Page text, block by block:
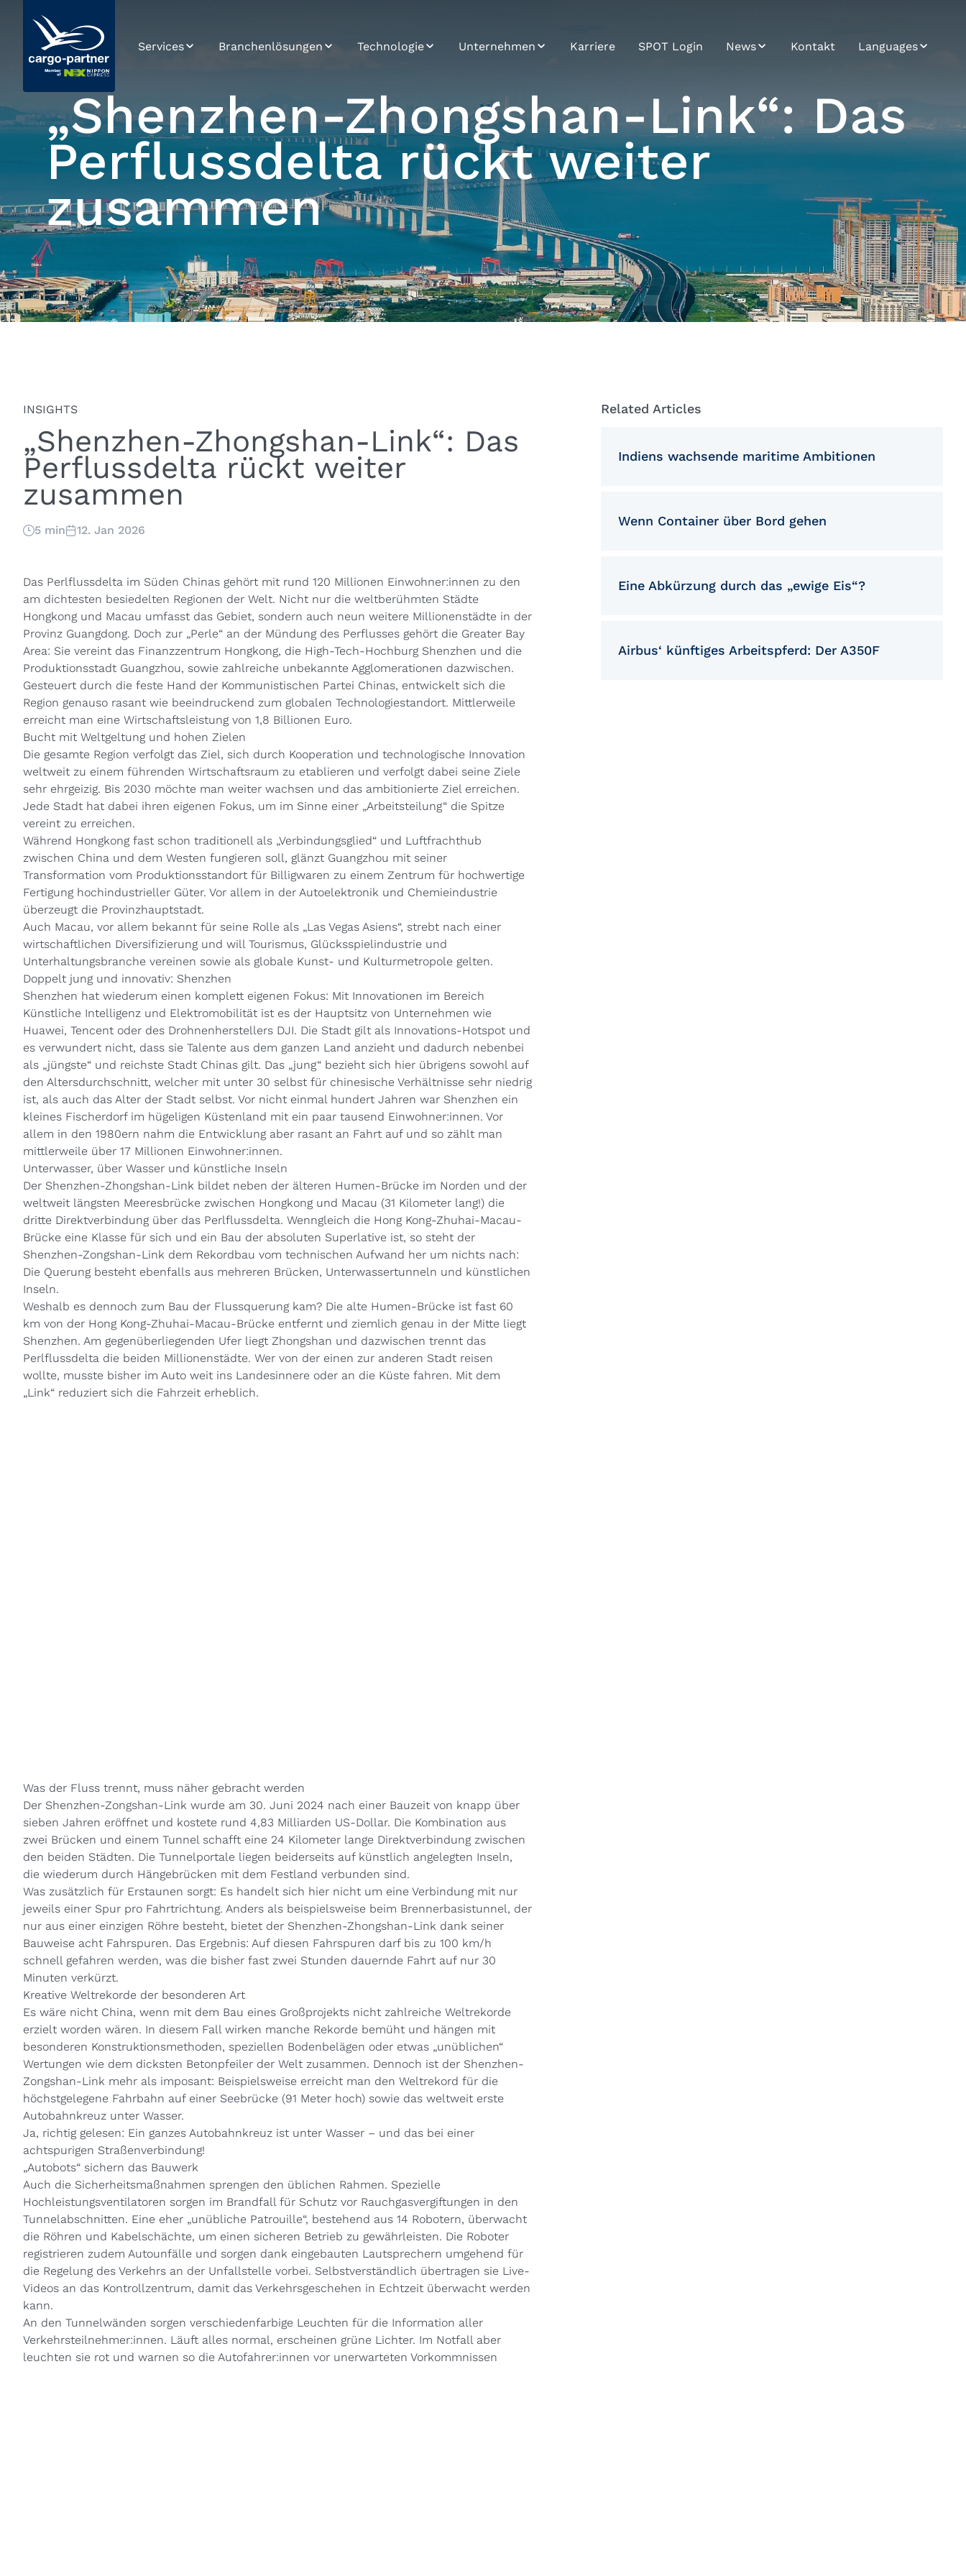
Services
Seefracht
Straßentransport
Schienentransport
Lagerlogistik
E-Commerce
Zoll und
Compliance
Branchenlösungen
Foodstuffs &
Perishables
High Tech &
Electronics
Pharmaceuticals &
Healthcare
Retail, Fashion &
Lifestyle
Technologie
System Integration
Road Carrier
Platform
Data & Analytics
Application
Development
Unternehmen
Profil
Geschichte
Mission & Vision
Karriere SPOT Login News
News / Press
Kontakt Languages
Bulgarian
Croatian
English
German
Hungarian
Japanese
Macedonian
„Shenzhen-Zhongshan-Link“: Das
Perflussdelta rückt weiter
zusammen
INSIGHTS
„Shenzhen-Zhongshan-Link“: Das
Perflussdelta rückt weiter
zusammen
5 min 12. Jan 2026
Das Perlflussdelta im Süden Chinas gehört mit rund 120 Millionen Einwohner:innen zu den
am dichtesten besiedelten Regionen der Welt. Nicht nur die weltberühmten Städte
Hongkong und Macau umfasst das Gebiet, sondern auch neun weitere Millionenstädte in der
Provinz Guangdong. Doch zur „Perle“ an der Mündung des Perflusses gehört die Greater Bay
Area: Sie vereint das Finanzzentrum Hongkong, die High-Tech-Hochburg Shenzhen und die
Produktionsstadt Guangzhou, sowie zahlreiche unbekannte Agglomerationen dazwischen.
Gesteuert durch die feste Hand der Kommunistischen Partei Chinas, entwickelt sich die
Region genauso rasant wie beeindruckend zum globalen Technologiestandort. Mittlerweile
erreicht man eine Wirtschaftsleistung von 1,8 Billionen Euro.
Bucht mit Weltgeltung und hohen Zielen
Die gesamte Region verfolgt das Ziel, sich durch Kooperation und technologische Innovation
weltweit zu einem führenden Wirtschaftsraum zu etablieren und verfolgt dabei seine Ziele
sehr ehrgeizig. Bis 2030 möchte man weiter wachsen und das ambitionierte Ziel erreichen.
Jede Stadt hat dabei ihren eigenen Fokus, um im Sinne einer „Arbeitsteilung“ die Spitze
vereint zu erreichen.
Während Hongkong fast schon traditionell als „Verbindungsglied“ und Luftfrachthub
zwischen China und dem Westen fungieren soll, glänzt Guangzhou mit seiner
Transformation vom Produktionsstandort für Billigwaren zu einem Zentrum für hochwertige
Fertigung hochindustrieller Güter. Vor allem in der Autoelektronik und Chemieindustrie
überzeugt die Provinzhauptstadt.
Auch Macau, vor allem bekannt für seine Rolle als „Las Vegas Asiens“, strebt nach einer
wirtschaftlichen Diversifizierung und will Tourismus, Glücksspielindustrie und
Unterhaltungsbranche vereinen sowie als globale Kunst- und Kulturmetropole gelten.
Doppelt jung und innovativ: Shenzhen
Shenzhen hat wiederum einen komplett eigenen Fokus: Mit Innovationen im Bereich
Künstliche Intelligenz und Elektromobilität ist es der Hauptsitz von Unternehmen wie
Huawei, Tencent oder des Drohnenherstellers DJI. Die Stadt gilt als Innovations-Hotspot und
es verwundert nicht, dass sie Talente aus dem ganzen Land anzieht und dadurch nebenbei
als „jüngste“ und reichste Stadt Chinas gilt. Das „jung“ bezieht sich hier übrigens sowohl auf
den Altersdurchschnitt, welcher mit unter 30 selbst für chinesische Verhältnisse sehr niedrig
ist, als auch das Alter der Stadt selbst. Vor nicht einmal hundert Jahren war Shenzhen ein
kleines Fischerdorf im hügeligen Küstenland mit ein paar tausend Einwohner:innen. Vor
allem in den 1980ern nahm die Entwicklung aber rasant an Fahrt auf und so zählt man
mittlerweile über 17 Millionen Einwohner:innen.
Unterwasser, über Wasser und künstliche Inseln
Der Shenzhen-Zhongshan-Link bildet neben der älteren Humen-Brücke im Norden und der
weltweit längsten Meeresbrücke zwischen Hongkong und Macau (31 Kilometer lang!) die
dritte Direktverbindung über das Perlflussdelta. Wenngleich die Hong Kong-Zhuhai-Macau-
Brücke eine Klasse für sich und ein Bau der absoluten Superlative ist, so steht der
Shenzhen-Zongshan-Link dem Rekordbau vom technischen Aufwand her um nichts nach:
Die Querung besteht ebenfalls aus mehreren Brücken, Unterwassertunneln und künstlichen
Inseln.
Weshalb es dennoch zum Bau der Flussquerung kam? Die alte Humen-Brücke ist fast 60
km von der Hong Kong-Zhuhai-Macau-Brücke entfernt und ziemlich genau in der Mitte liegt
Shenzhen. Am gegenüberliegenden Ufer liegt Zhongshan und dazwischen trennt das
Perlflussdelta die beiden Millionenstädte. Wer von der einen zur anderen Stadt reisen
wollte, musste bisher im Auto weit ins Landesinnere oder an die Küste fahren. Mit dem
„Link“ reduziert sich die Fahrzeit erheblich.
Was der Fluss trennt, muss näher gebracht werden
Der Shenzhen-Zongshan-Link wurde am 30. Juni 2024 nach einer Bauzeit von knapp über
sieben Jahren eröffnet und kostete rund 4,83 Milliarden US-Dollar. Die Kombination aus
zwei Brücken und einem Tunnel schafft eine 24 Kilometer lange Direktverbindung zwischen
den beiden Städten. Die Tunnelportale liegen beiderseits auf künstlich angelegten Inseln,
die wiederum durch Hängebrücken mit dem Festland verbunden sind.
Was zusätzlich für Erstaunen sorgt: Es handelt sich hier nicht um eine Verbindung mit nur
jeweils einer Spur pro Fahrtrichtung. Anders als beispielsweise beim Brennerbasistunnel, der
nur aus einer einzigen Röhre besteht, bietet der Shenzhen-Zhongshan-Link dank seiner
Bauweise acht Fahrspuren. Das Ergebnis: Auf diesen Fahrspuren darf bis zu 100 km/h
schnell gefahren werden, was die bisher fast zwei Stunden dauernde Fahrt auf nur 30
Minuten verkürzt.
Kreative Weltrekorde der besonderen Art
Es wäre nicht China, wenn mit dem Bau eines Großprojekts nicht zahlreiche Weltrekorde
erzielt worden wären. In diesem Fall wirken manche Rekorde bemüht und hängen mit
besonderen Konstruktionsmethoden, speziellen Bodenbelägen oder etwas „unüblichen“
Wertungen wie dem dicksten Betonpfeiler der Welt zusammen. Dennoch ist der Shenzhen-
Zongshan-Link mehr als imposant: Beispielsweise erreicht man den Weltrekord für die
höchstgelegene Fahrbahn auf einer Seebrücke (91 Meter hoch) sowie das weltweit erste
Autobahnkreuz unter Wasser.
Ja, richtig gelesen: Ein ganzes Autobahnkreuz ist unter Wasser – und das bei einer
achtspurigen Straßenverbindung!
„Autobots“ sichern das Bauwerk
Auch die Sicherheitsmaßnahmen sprengen den üblichen Rahmen. Spezielle
Hochleistungsventilatoren sorgen im Brandfall für Schutz vor Rauchgasvergiftungen in den
Tunnelabschnitten. Eine eher „unübliche Patrouille“, bestehend aus 14 Robotern, überwacht
die Röhren und Kabelschächte, um einen sicheren Betrieb zu gewährleisten. Die Roboter
registrieren zudem Autounfälle und sorgen dank eingebauten Lautsprechern umgehend für
die Regelung des Verkehrs an der Unfallstelle vorbei. Selbstverständlich übertragen sie Live-
Videos an das Kontrollzentrum, damit das Verkehrsgeschehen in Echtzeit überwacht werden
kann.
An den Tunnelwänden sorgen verschiedenfarbige Leuchten für die Information aller
Verkehrsteilnehmer:innen. Läuft alles normal, erscheinen grüne Lichter. Im Notfall aber
leuchten sie rot und warnen so die Autofahrer:innen vor unerwarteten Vorkommnissen
Related Articles
Indiens wachsende maritime Ambitionen
Wenn Container über Bord gehen
Eine Abkürzung durch das „ewige Eis“?
Airbus‘ künftiges Arbeitspferd: Der A350F